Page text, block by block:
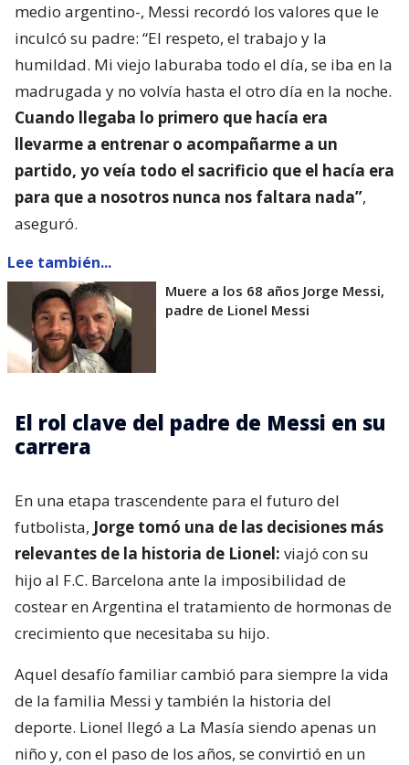
medio argentino-, Messi recordó los valores que le
inculcó su padre: “El respeto, el trabajo y la
humildad. Mi viejo laburaba todo el día, se iba en la
madrugada y no volvía hasta el otro día en la noche.
Cuando llegaba lo primero que hacía era
llevarme a entrenar o acompañarme a un
partido, yo veía todo el sacrificio que el hacía era
para que a nosotros nunca nos faltara nada”,
aseguró.
Lee también...
Muere a los 68 años Jorge Messi,
padre de Lionel Messi
El rol clave del padre de Messi en su
carrera
En una etapa trascendente para el futuro del
futbolista, Jorge tomó una de las decisiones más
relevantes de la historia de Lionel: viajó con su
hijo al F.C. Barcelona ante la imposibilidad de
costear en Argentina el tratamiento de hormonas de
crecimiento que necesitaba su hijo.
Aquel desafío familiar cambió para siempre la vida
de la familia Messi y también la historia del
deporte. Lionel llegó a La Masía siendo apenas un
niño y, con el paso de los años, se convirtió en un